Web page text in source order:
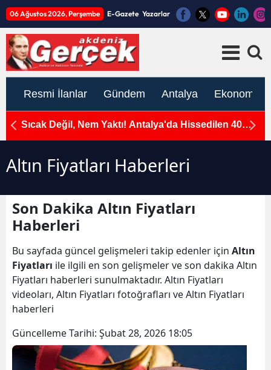
06 Ağustos 2026, Perşembe E-Gazete Yazarlar
Resmi İlanlar Gündem Antalya Ekonomi
Sıcak Değil, Nem Yaktı! Antalya'da Hissedilen 40
Altın Fiyatları Haberleri
Son Dakika Altın Fiyatları
Haberleri
Bu sayfada güncel gelişmeleri takip edenler için Altın
Fiyatları ile ilgili en son gelişmeler ve son dakika Altın
Fiyatları haberleri sunulmaktadır. Altın Fiyatları
videoları, Altın Fiyatları fotoğrafları ve Altın Fiyatları
haberleri
Güncelleme Tarihi: Şubat 28, 2026 18:05